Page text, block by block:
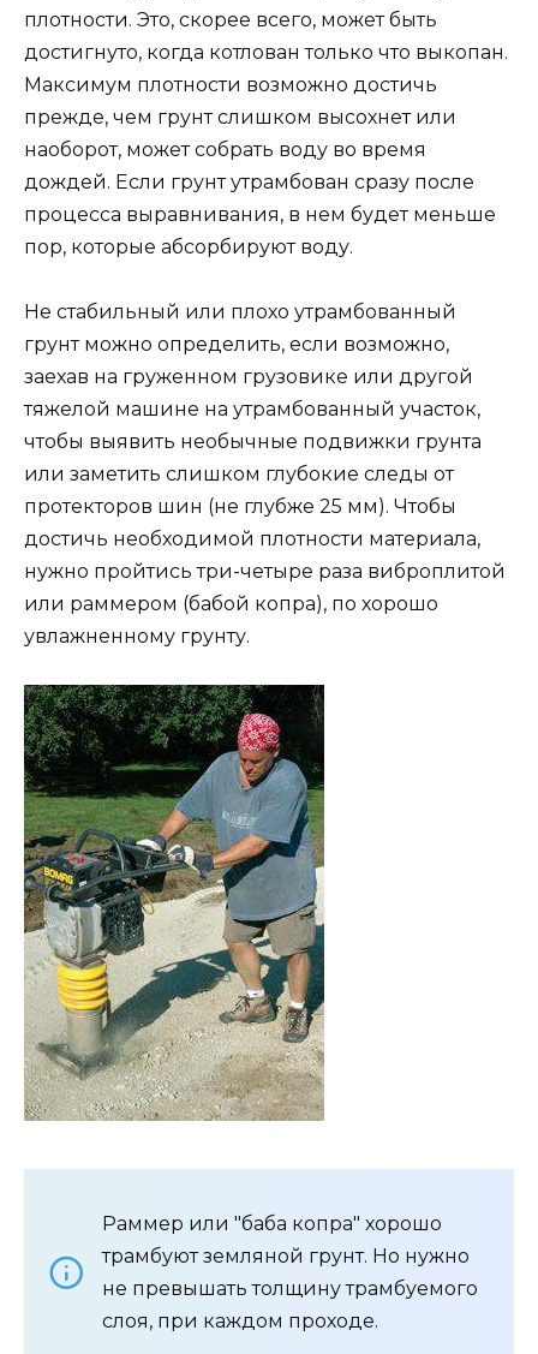
плотности. Это, скорее всего, может быть
достигнуто, когда котлован только что выкопан.
Максимум плотности возможно достичь
прежде, чем грунт слишком высохнет или
наоборот, может собрать воду во время
дождей. Если грунт утрамбован сразу после
процесса выравнивания, в нем будет меньше
пор, которые абсорбируют воду.
Не стабильный или плохо утрамбованный
грунт можно определить, если возможно,
заехав на груженном грузовике или другой
тяжелой машине на утрамбованный участок,
чтобы выявить необычные подвижки грунта
или заметить слишком глубокие следы от
протекторов шин (не глубже 25 мм). Чтобы
достичь необходимой плотности материала,
нужно пройтись три-четыре раза виброплитой
или раммером (бабой копра), по хорошо
увлажненному грунту.
Раммер или "баба копра" хорошо
трамбуют земляной грунт. Но нужно
не превышать толщину трамбуемого
слоя, при каждом проходе.